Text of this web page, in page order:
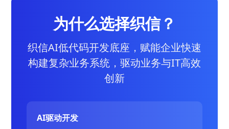
为什么选择织信？
织信AI低代码开发底座，赋能企业快速
构建复杂业务系统，驱动业务与IT高效
创新
AI驱动开发